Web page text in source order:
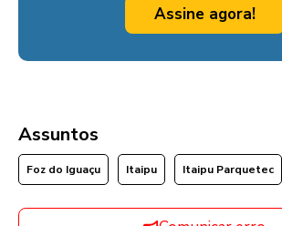
Assine agora!
Assuntos
Foz do Iguaçu Itaipu Itaipu Parquetec